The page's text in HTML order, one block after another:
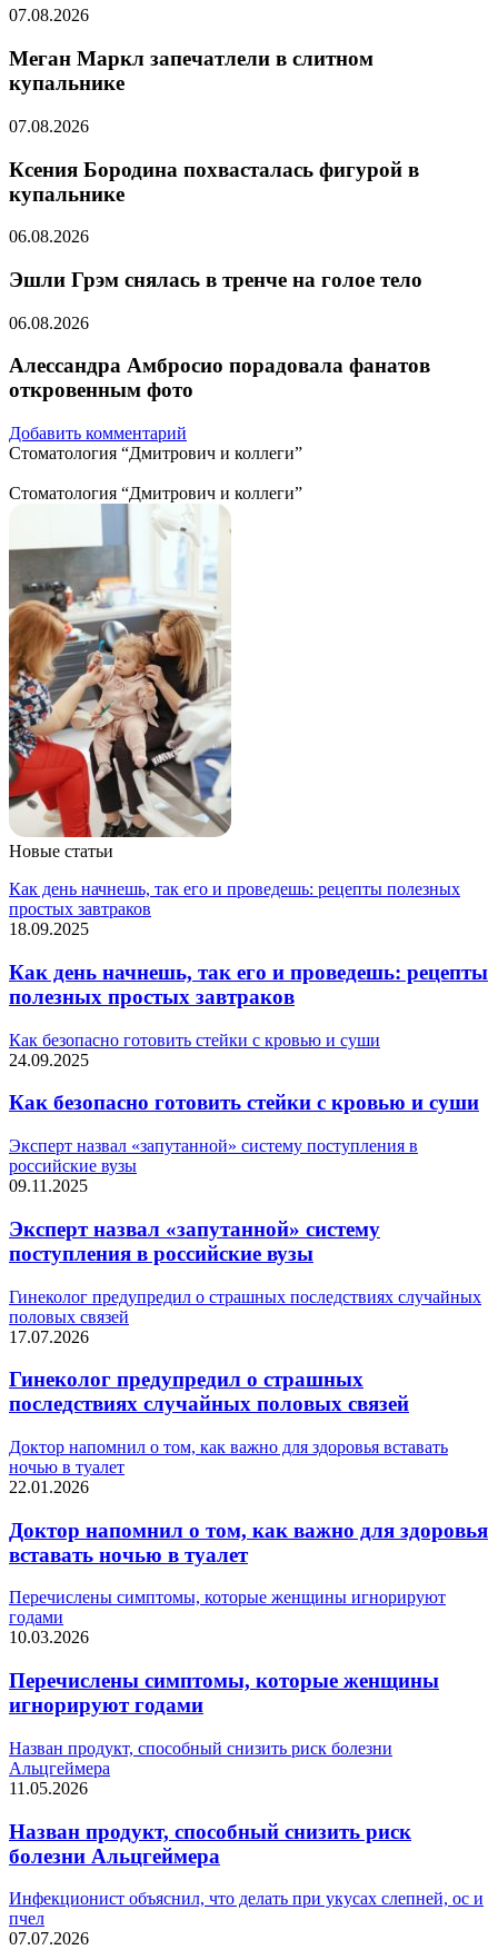
07.08.2026
Меган Маркл запечатлели в слитном
купальнике
07.08.2026
Ксения Бородина похвасталась фигурой в
купальнике
06.08.2026
Эшли Грэм снялась в тренче на голое тело
06.08.2026
Алессандра Амбросио порадовала фанатов
откровенным фото
Добавить комментарий
Стоматология “Дмитрович и коллеги”
Стоматология “Дмитрович и коллеги”
Новые статьи
Как день начнешь, так его и проведешь: рецепты полезных
простых завтраков
18.09.2025
Как день начнешь, так его и проведешь: рецепты
полезных простых завтраков
Как безопасно готовить стейки с кровью и суши
24.09.2025
Как безопасно готовить стейки с кровью и суши
Эксперт назвал «запутанной» систему поступления в
российские вузы
09.11.2025
Эксперт назвал «запутанной» систему
поступления в российские вузы
Гинеколог предупредил о страшных последствиях случайных
половых связей
17.07.2026
Гинеколог предупредил о страшных
последствиях случайных половых связей
Доктор напомнил о том, как важно для здоровья вставать
ночью в туалет
22.01.2026
Доктор напомнил о том, как важно для здоровья
вставать ночью в туалет
Перечислены симптомы, которые женщины игнорируют
годами
10.03.2026
Перечислены симптомы, которые женщины
игнорируют годами
Назван продукт, способный снизить риск болезни
Альцгеймера
11.05.2026
Назван продукт, способный снизить риск
болезни Альцгеймера
Инфекционист объяснил, что делать при укусах слепней, ос и
пчел
07.07.2026